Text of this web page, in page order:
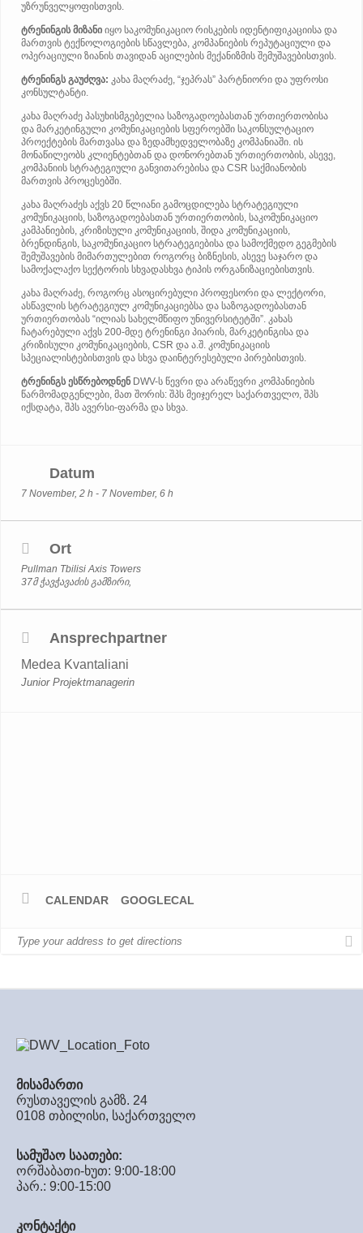
უზრუნველყოფისთვის.
ტრენინგის მიზანი იყო საკომუნიკაციო რისკების იდენტიფიკაციისა და
მართვის ტექნოლოგიების სწავლება, კომპანიების რეპუტაციული და
ოპერაციული ზიანის თავიდან აცილების მექანიზმის შემუშავებისთვის.
ტრენინგს გაუძღვა: კახა მაღრაძე, “ჯეპრას” პარტნიორი და უფროსი
კონსულტანტი.
კახა მაღრაძე პასუხისმგებელია საზოგადოებასთან ურთიერთობისა
და მარკეტინგული კომუნიკაციების სფეროებში საკონსულტაციო
პროექტების მართვასა და ზედამხედველობაზე კომპანიაში. ის
მონაწილეობს კლიენტებთან და დონორებთან ურთიერთობის, ასევე,
კომპანიის სტრატეგიული განვითარებისა და CSR საქმიანობის
მართვის პროცესებში.
კახა მაღრაძეს აქვს 20 წლიანი გამოცდილება სტრატეგიული
კომუნიკაციის, საზოგადოებასთან ურთიერთობის, საკომუნიკაციო
კამპანიების, კრიზისული კომუნიკაციის, შიდა კომუნიკაციის,
ბრენდინგის, საკომუნიკაციო სტრატეგიებისა და სამოქმედო გეგმების
შემუშავების მიმართულებით როგორც ბიზნესის, ასევე საჯარო და
სამოქალაქო სექტორის სხვადასხვა ტიპის ორგანიზაციებისთვის.
კახა მაღრაძე, როგორც ასოცირებული პროფესორი და ლექტორი,
ასწავლის სტრატეგიულ კომუნიკაციებსა და საზოგადოებასთან
ურთიერთობას “ილიას სახელმწიფო უნივერსიტეტში”. კახას
ჩატარებული აქვს 200-მდე ტრენინგი პიარის, მარკეტინგისა და
კრიზისული კომუნიკაციების, CSR და ა.შ. კომუნიკაციის
სპეციალისტებისთვის და სხვა დაინტერესებული პირებისთვის.
ტრენინგს ესწრებოდნენ DWV-ს წევრი და არაწევრი კომპანიების
წარმომადგენლები, მათ შორის: შპს მეიჯერელ საქართველო, შპს
იქსდატა, შპს ავერსი-ფარმა და სხვა.
Datum
7 November, 2 h - 7 November, 6 h
Ort
Pullman Tbilisi Axis Towers
37მ ჭავჭავაძის გამზირი,
Ansprechpartner
Medea Kvantaliani
Junior Projektmanagerin
CALENDAR GOOGLECAL
მისამართი
რუსთაველის გამზ. 24
0108 თბილისი, საქართველო
სამუშაო საათები:
ორშაბათი-ხუთ: 9:00-18:00
პარ.: 9:00-15:00
კონტაქტი